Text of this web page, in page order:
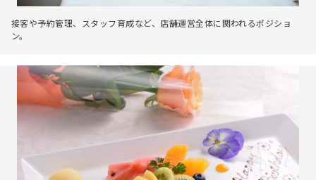
接客や予約管理、スタッフ育成など、店舗運営全体に関われるポジショ
ン。